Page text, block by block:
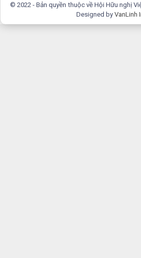
© 2022 - Bản quyền thuộc về Hội Hữu nghị
Designed by VanLinh